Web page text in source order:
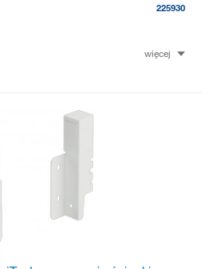
225930
więcej